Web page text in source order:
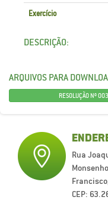
Exercício
DESCRIÇÃO:
ARQUIVOS PARA
RESOLUÇÃO Nº
Rua
CEP: